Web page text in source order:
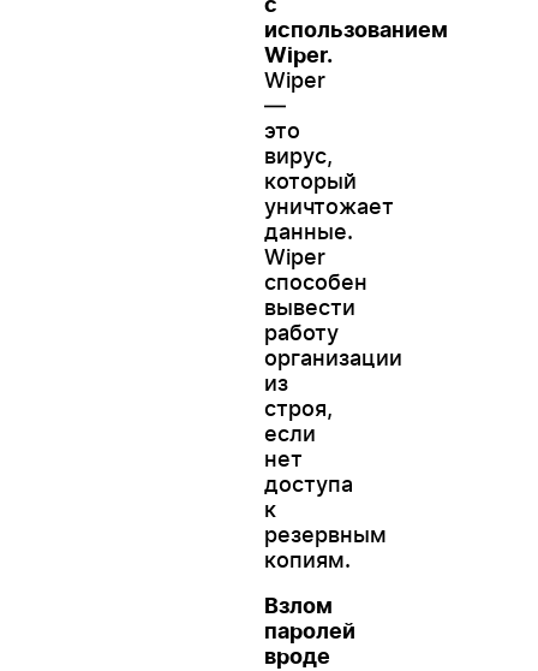
с
использованием
Wiper.
Wiper
—
это
вирус,
который
уничтожает
данные.
Wiper
способен
вывести
работу
организации
из
строя,
если
нет
доступа
к
резервным
копиям.
Взлом
паролей
вроде